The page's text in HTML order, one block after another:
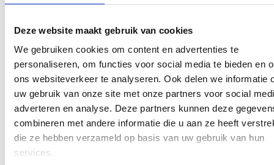
Deze website maakt gebruik van cookies
We gebruiken cookies om content en advertenties te
personaliseren, om functies voor social media te bieden en
ons websiteverkeer te analyseren. Ook delen we informatie
uw gebruik van onze site met onze partners voor social
adverteren en analyse. Deze partners kunnen deze
combineren met andere informatie die u aan ze heeft
die ze hebben verzameld op basis van uw gebruik van hun
services.
Er moest een douchecabine op maat komen in
verliep perfect, er werd goed met ons
meegedacht.
Gelukkig heb ik het advies opgevolgd om alles
door het bedrijf op te laten meten en ook te
laten plaatsen. De prijs viel ons mee.
Het ziet er echt perfect uit, ook het kitwerk is
uitmuntend, wij zijn zeer tevreden! Een dikke 10
voor dit bedrijf!